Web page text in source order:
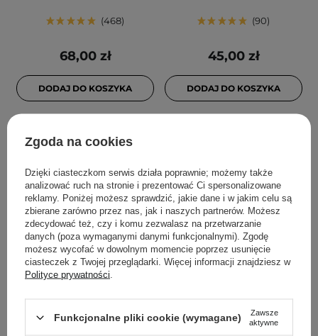
468
68,00 zł
DODAJ DO KOSZYKA
90
45,00 zł
DODAJ DO KOSZYKA
PROMOCJA
Anua - Rice Enzyme
Puder do Twarzy - 40g
PROMOCJA BESTSELLER
Quick Clay Stick Mask -
Maska w Sztyfcie z Glinką
Zgoda na cookies
Dzięki ciasteczkom serwis działa poprawnie; możemy także
analizować ruch na stronie i prezentować Ci spersonalizowane
reklamy. Poniżej możesz sprawdzić, jakie dane i w jakim celu są
zbierane zarówno przez nas, jak i naszych partnerów. Możesz
zdecydować też, czy i komu zezwalasz na przetwarzanie
danych (poza wymaganymi danymi funkcjonalnymi). Zgodę
możesz wycofać w dowolnym momencie poprzez usunięcie
ciasteczek z Twojej przeglądarki. Więcej informacji znajdziesz w
Polityce prywatności
Funkcjonalne pliki cookie (wymagane)
Zawsze
aktywne